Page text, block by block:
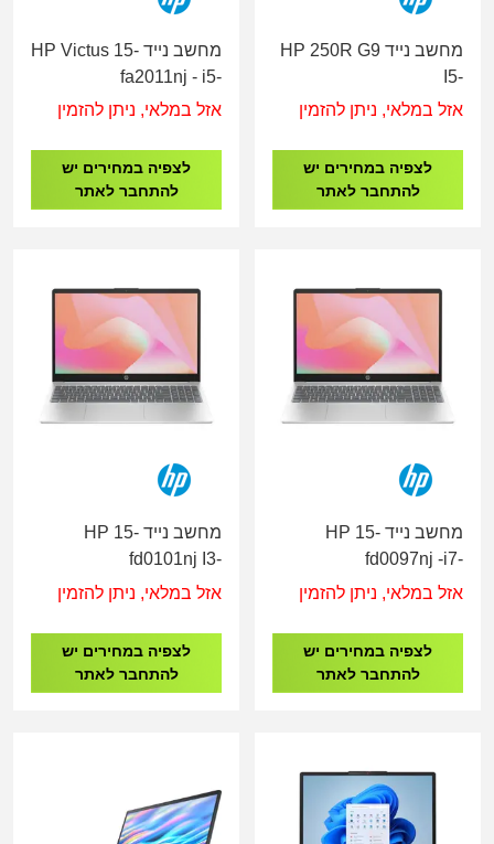
מחשב נייד HP 250R G9
I5-
1334U/16G/512G/15.6"/3Y
אזל במלאי, ניתן להזמין
לצפיה במחירים יש
להתחבר לאתר
מחשב נייד HP Victus 15-
fa2011nj - i5-
1340H/16GB/512GB/RTX
IPS/DOS/SILVER/3YO
C93FLEA
אזל במלאי, ניתן להזמין
לצפיה במחירים יש
להתחבר לאתר
מחשב נייד HP 15-
fd0097nj -i7-
1355/16G/1T/15.6"/NVIDIA
White C93FTEA
אזל במלאי, ניתן להזמין
לצפיה במחירים יש
להתחבר לאתר
מחשב נייד HP 15-
fd0101nj I3-
1315U/16G/512G/15.6"/1Y
אזל במלאי, ניתן להזמין
לצפיה במחירים יש
להתחבר לאתר